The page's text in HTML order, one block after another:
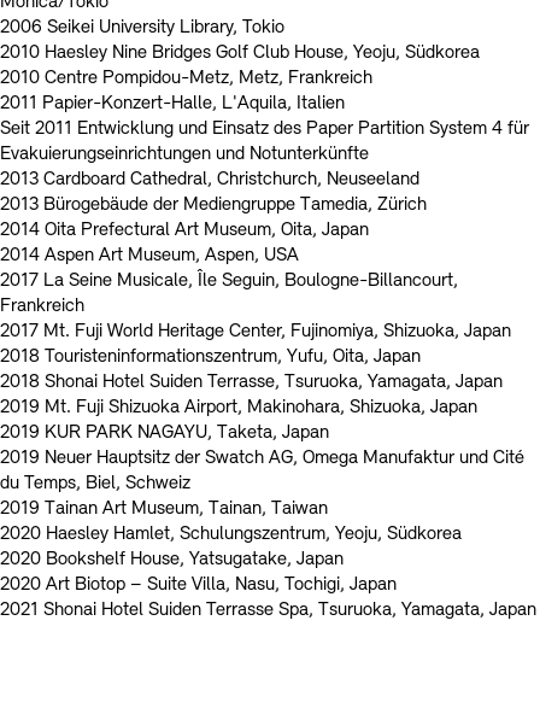
2006 Seikei University Library, Tokio
2010 Haesley Nine Bridges Golf Club House, Yeoju, Südkorea
2010 Centre Pompidou-Metz, Metz, Frankreich
2011 Papier-Konzert-Halle, L'Aquila, Italien
Seit 2011 Entwicklung und Einsatz des Paper Partition System 4 für
Evakuierungseinrichtungen und Notunterkünfte
2013 Cardboard Cathedral, Christchurch, Neuseeland
2013 Bürogebäude der Mediengruppe Tamedia, Zürich
2014 Oita Prefectural Art Museum, Oita, Japan
2014 Aspen Art Museum, Aspen, USA
2017 La Seine Musicale, Île Seguin, Boulogne-Billancourt,
Frankreich
2017 Mt. Fuji World Heritage Center, Fujinomiya, Shizuoka, Japan
2018 Touristeninformationszentrum, Yufu, Oita, Japan
2018 Shonai Hotel Suiden Terrasse, Tsuruoka, Yamagata, Japan
2019 Mt. Fuji Shizuoka Airport, Makinohara, Shizuoka, Japan
2019 KUR PARK NAGAYU, Taketa, Japan
2019 Neuer Hauptsitz der Swatch AG, Omega Manufaktur und Cité
du Temps, Biel, Schweiz
2019 Tainan Art Museum, Tainan, Taiwan
2020 Haesley Hamlet, Schulungszentrum, Yeoju, Südkorea
2020 Bookshelf House, Yatsugatake, Japan
2020 Art Biotop – Suite Villa, Nasu, Tochigi, Japan
2021 Shonai Hotel Suiden Terrasse Spa, Tsuruoka, Yamagata, Japan